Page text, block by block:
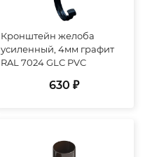
Кронштейн желоба
усиленный, 4мм графит
RAL 7024 GLC PVC
630 ₽